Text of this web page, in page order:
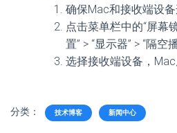
确保Mac和接收端设备
点击菜单栏中的“屏幕
置” > “显示器” > “隔空
选择接收端设备，Mac
分类： 技术博客 新闻中心